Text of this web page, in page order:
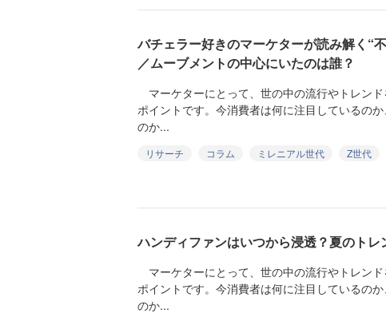
バチェラー好きのマーケターが読み解く“
／ムーブメントの中心にいたのは誰？
マーケターにとって、世の中の流行やトレン
ポイントです。今消費者は何に注目しているの
のか...
リサーチ コラム ミレニアル世代
Z世代
ハンディファンはいつから浸透？夏のト
マーケターにとって、世の中の流行やトレン
ポイントです。今消費者は何に注目しているの
のか...